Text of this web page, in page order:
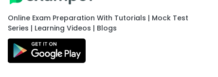
Online Exam Preparation With Tutorials | Mock Test
Series | Learning Videos | Blogs